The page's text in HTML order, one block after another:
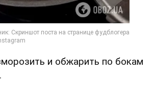
и обжарить по бокам